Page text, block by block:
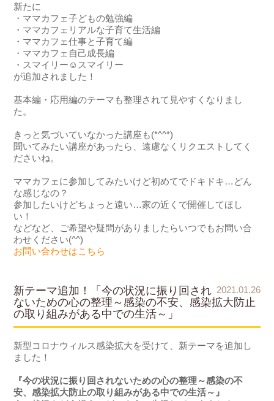
新たに
・ママカフェ子どもの勉強編
・ママカフェリアルな子育て生活編
・ママカフェ仕事と子育て編
・ママカフェ自己成長編
・スマイリー☺スマイリー
が追加されました！
基本編・応用編のテーマも整理されて見やすくなりまし
た。
きっと気づいていなかった講座も(*^^*)
聞いてみたい講座があったら、遠慮なくリクエストしてく
ださいね。
ママカフェに参加してみたいけど初めてでドキドキ…どん
な感じなの？
参加したいけどちょっと遠い…家の近くで開催してほし
い！
などなど、ご希望や疑問がありましたらいつでもお問い合
わせください(^^)
お問い合わせはこちら
2021.01.26
新テーマ追加！「今の状況に振り回され
ないための心の整理～感染の不安、感染拡大防止
の取り組みがある中での生活～」
新型コロナウィルス感染拡大を受けて、新テーマを追加し
ました！
『今の状況に振り回されないための心の整理～感染の不
安、感染拡大防止の取り組みがある中での生活～ 』